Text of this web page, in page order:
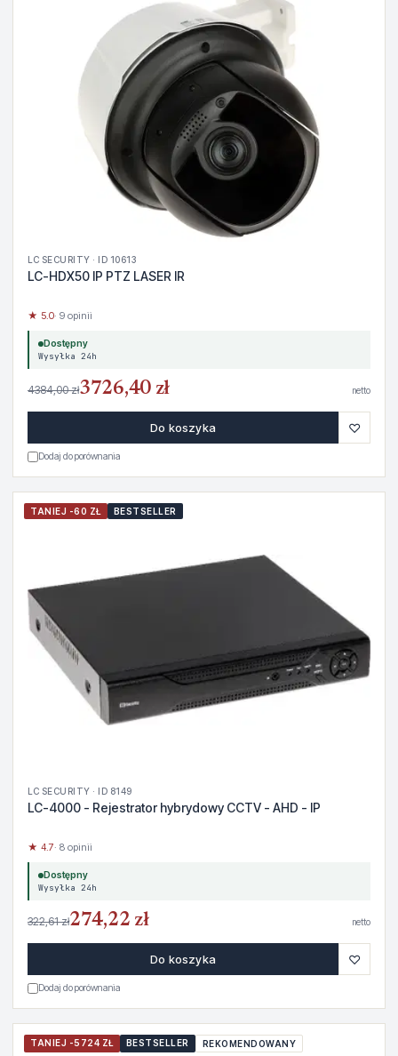
LC SECURITY · ID 10613
LC-HDX50 IP PTZ LASER IR
★ 5.0· 9 opinii
Dostępny
Wysyłka 24h
4384,00 zł3726,40 zł netto
Do koszyka ♡
Dodaj do porównania
TANIEJ -60 ZŁ BESTSELLER
LC SECURITY · ID 8149
LC-4000 - Rejestrator hybrydowy CCTV - AHD - IP
★ 4.7· 8 opinii
Dostępny
Wysyłka 24h
322,61 zł274,22 zł netto
Do koszyka ♡
Dodaj do porównania
TANIEJ -5724 ZŁ BESTSELLER REKOMENDOWANY